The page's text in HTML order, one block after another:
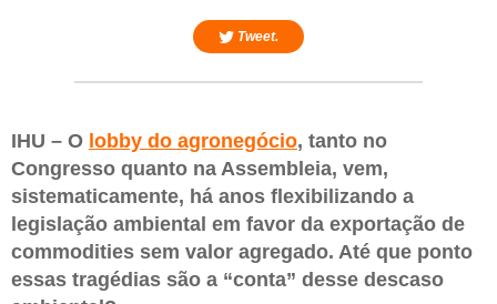
Tweet.
IHU – O lobby do agronegócio, tanto no
Congresso quanto na Assembleia, vem,
sistematicamente, há anos flexibilizando a
legislação ambiental em favor da exportação de
commodities sem valor agregado. Até que ponto
essas tragédias são a “conta” desse descaso